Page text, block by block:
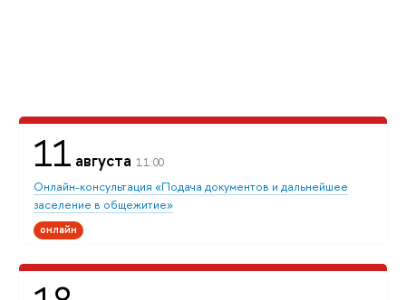
11 августа 11:00
Онлайн-консультация «Подача документов и дальнейшее
заселение в общежитие»
онлайн